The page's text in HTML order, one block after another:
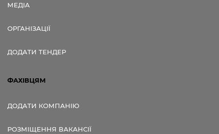
МЕДІА
ОРГАНІЗАЦІЇ
ДОДАТИ ТЕНДЕР
ФАХІВЦЯМ
ДОДАТИ КОМПАНІЮ
РОЗМІЩЕННЯ ВАКАНСІЇ